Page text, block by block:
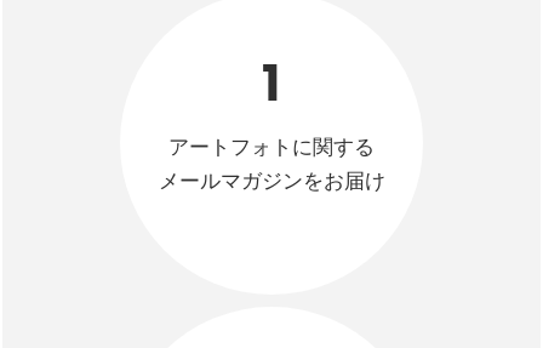
1
アートフォトに関する
メールマガジンをお届け